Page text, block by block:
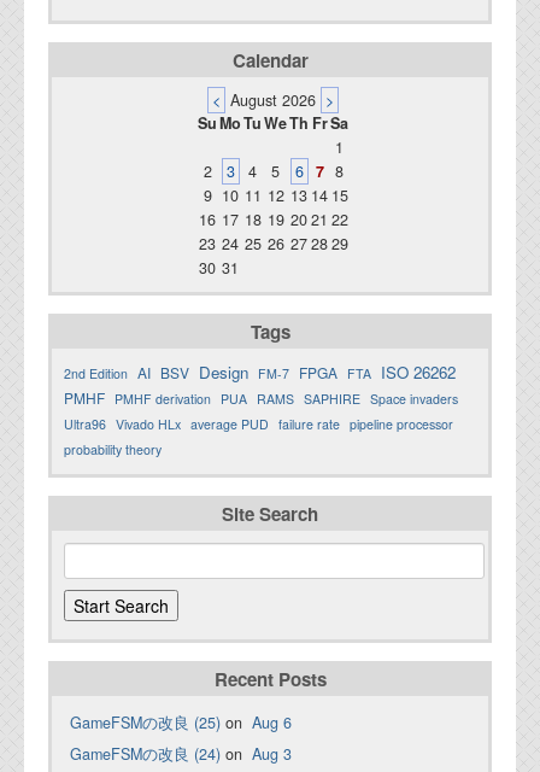
Calendar
< August 2026 >
SuMoTuWeTh FrSa
1
2
3 4 5 6 7 8
9 10 11 12 13 14 15
16 17 18 19 2021 22
23 24 25 26 272829
30 31
Tags
2nd Edition AI BSV Design FM-7 FPGA FTA ISO 26262
PMHF PMHF derivation PUA RAMS SAPHIRE Space invaders
Ultra96 Vivado HLx average PUD failure rate pipeline processor
probability theory
Site Search
Recent Posts
GameFSMの改良 (25) on Aug 6
GameFSMの改良 (24) on Aug 3